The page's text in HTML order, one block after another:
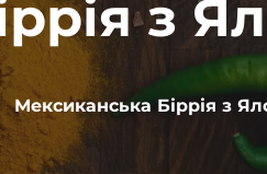
з
Мексиканська Біррія з